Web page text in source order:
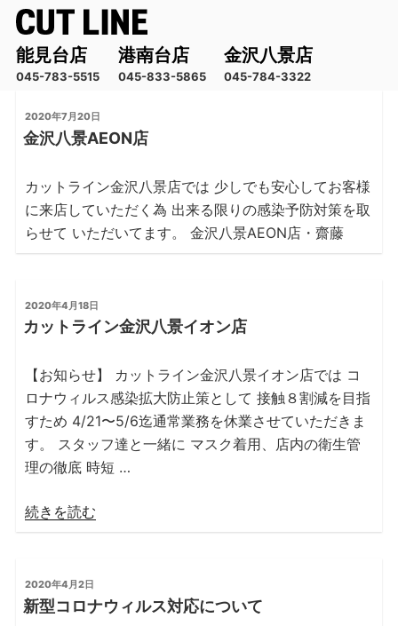
能見台店
045-783-5515
港南台店
045-833-5865
金沢八景店
045-784-3322
投
稿
日:
2020年7月20日
金沢八景AEON店
カットライン金沢八景店では 少しでも安心してお客様
に来店していただく為 出来る限りの感染予防対策を取
らせて いただいてます。 金沢八景AEON店・齋藤
投
稿
日:
2020年4月18日
カットライン金沢八景イオン店
【お知らせ】 カットライン金沢八景イオン店では コ
ロナウィルス感染拡大防止策として 接触８割減を目指
すため 4/21〜5/6迄通常業務を休業させていただきま
す。 スタッフ達と一緒に マスク着用、店内の衛生管
理の徹底 時短 …
“カ
ッ
ラ
イ
続きを読む
投
稿
日:
2020年4月2日
新型コロナウィルス対応について